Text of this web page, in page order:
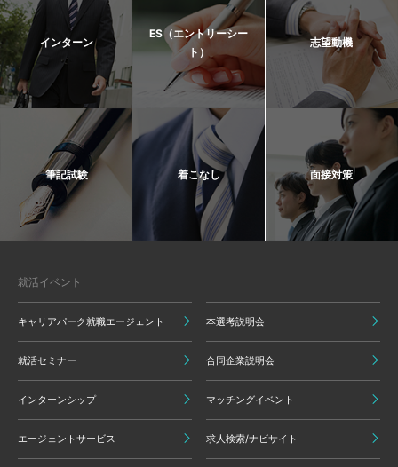
インターン
ES（エントリーシー
ト）
志望動機
筆記試験 着こなし 面接対策
就活イベント
キャリアパーク就職エージェント 本選考説明会
就活セミナー 合同企業説明会
インターンシップ マッチングイベント
エージェントサービス 求人検索/ナビサイト